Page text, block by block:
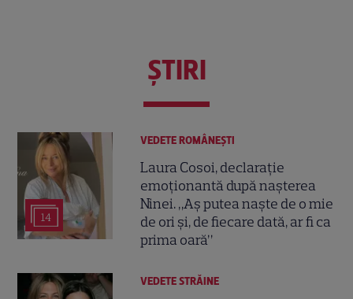
ŞTIRI
14
VEDETE ROMÂNEŞTI
Laura Cosoi, declarație
emoționantă după nașterea
Ninei. „Aș putea naște de o mie
de ori și, de fiecare dată, ar fi ca
prima oară”
VEDETE STRĂINE